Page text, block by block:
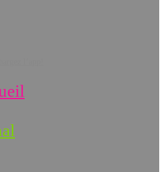
l’app!